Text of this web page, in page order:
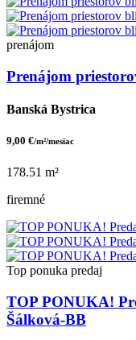
prenájom
Prenájom
Banská Bystrica
9,00 €/m²/mesiac
178.51 m²
firemné
Top ponuka predaj
TOP PONUKA!
Šálková-BB